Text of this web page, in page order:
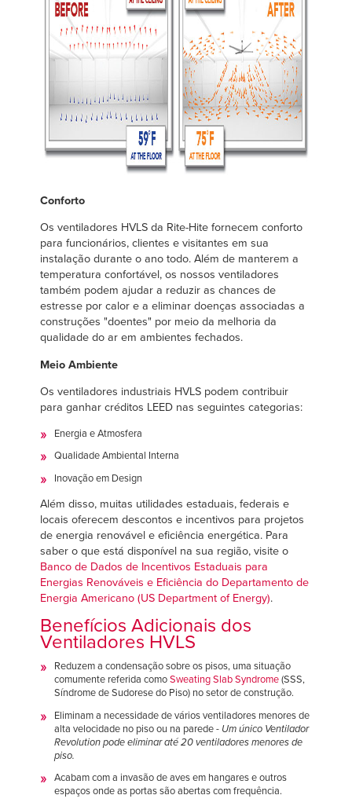
Conforto
Os ventiladores HVLS da Rite-Hite fornecem conforto
para funcionários, clientes e visitantes em sua
instalação durante o ano todo. Além de manterem a
temperatura confortável, os nossos ventiladores
também podem ajudar a reduzir as chances de
estresse por calor e a eliminar doenças associadas a
construções "doentes" por meio da melhoria da
qualidade do ar em ambientes fechados.
Meio Ambiente
Os ventiladores industriais HVLS podem contribuir
para ganhar créditos LEED nas seguintes categorias:
Energia e Atmosfera
Qualidade Ambiental Interna
Inovação em Design
Além disso, muitas utilidades estaduais, federais e
locais oferecem descontos e incentivos para projetos
de energia renovável e eficiência energética. Para
saber o que está disponível na sua região, visite o
Banco de Dados de Incentivos Estaduais para
Energias Renováveis e Eficiência do Departamento de
Energia Americano (US Department of Energy).
Benefícios Adicionais dos
Ventiladores HVLS
Reduzem a condensação sobre os pisos, uma situação
comumente referida comoSweating Slab Syndrome(SSS,
Síndrome de Sudorese do Piso) no setor de construção.
Eliminam a necessidade de vários ventiladores menores de
alta velocidade no piso ou na parede - Um único Ventilador
Revolution pode eliminar até 20 ventiladores menores de
piso.
Acabam com a invasão de aves em hangares e outros
espaços onde as portas são abertas com frequência.